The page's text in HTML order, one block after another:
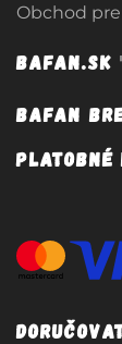
Obchod
Bafan.sk
Bafan
Platobné